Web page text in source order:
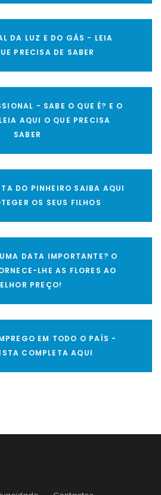
DA LUZ E DO GÁS - LEIA
PRECISA DE SABER
- SABE O QUE É? E O
AQUI O QUE PRECISA
SABER
DO PINHEIRO SAIBA AQUI
OS SEUS FILHOS
DATA IMPORTANTE? O
LHE AS FLORES AO
PREÇO!
EM TODO O PAÍS -
COMPLETA AQUI